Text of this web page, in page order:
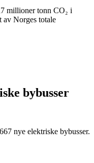
millioner tonn CO₂ i
av Norges totale
bybusser
nye elektriske bybusser.